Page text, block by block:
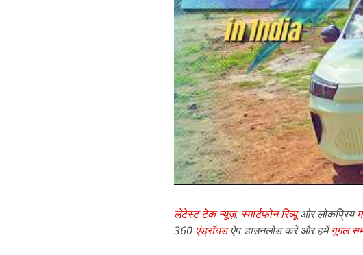
लेटेस्ट टेक न्यूज़, स्मार्टफोन रिव्यूऔर लोकप्रिय
360 एंड्रॉयडऐप डाउनलोड करें और हमेंगूगल